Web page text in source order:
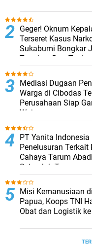
Geger! Oknum
Terseret Kasus
Sukabumi Bongkar
Tangkap Dua
Mediasi Dugaan
Warga di Cibodas
Perusahaan Siap
Wajar
PT Yanita Indonesia
Penelusuran Terkait
Cahaya Tarum
Sejumlah Temuan
Misi Kemanusiaan
Papua, Koops TNI
Obat dan Logistik